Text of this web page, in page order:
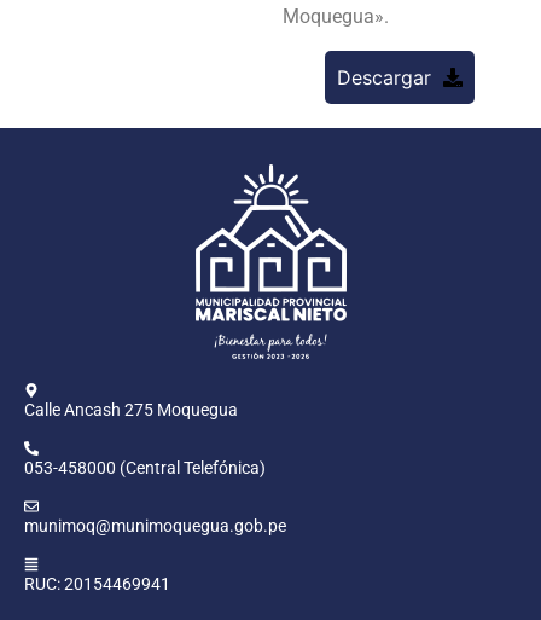
Moquegua».
Descargar
Calle Ancash 275 Moquegua
053-458000 (Central Telefónica)
munimoq@munimoquegua.gob.pe
RUC: 20154469941